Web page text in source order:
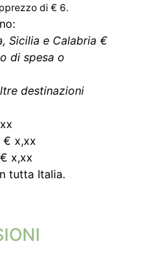
di € 6.
Sicilia e Calabria €
di spesa o
destinazioni
x,xx
x,xx
tutta Italia.